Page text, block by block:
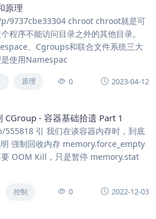
原理
9737cbe33304 chroot chroot就是可
程序不能访问目录之外的其他目录。
、Cgroups和联合文件系统三大
使用Namespac
原理 0 2023-04-12
CGroup - 容器基础拾遗 Part 1
引 我们在谈容器内存时，到底
强制回收内存 memory.force_empty
OOM Kill，只是暂停 memory.stat
控制 0 2022-12-03